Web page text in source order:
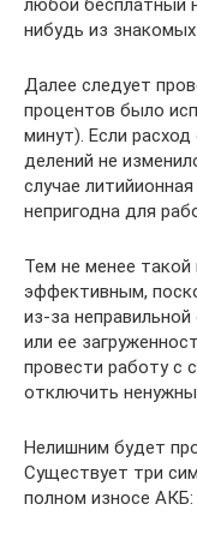
любой бесплатный
нибудь из
Далее следует
процентов было
минут). Если
делений не
случае
непригодна для
Тем не менее такой
эффективным,
из-за
или ее
провести работу с
отключить
Нелишним будет
Существует три
полном износе АКБ: